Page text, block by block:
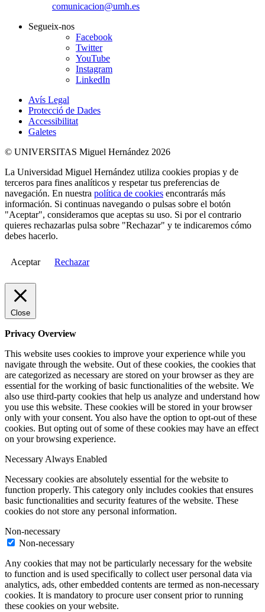
comunicacion@umh.es
Segueix-nos
Facebook
Twitter
YouTube
Instagram
LinkedIn
Avís Legal
Protecció de Dades
Accessibilitat
Galetes
© UNIVERSITAS Miguel Hernández 2026
La Universidad Miguel Hernández utiliza cookies propias y de
terceros para fines analíticos y respetar tus preferencias de
navegación. En nuestra política de cookies encontrarás más
información. Si continuas navegando o pulsas sobre el botón
"Aceptar", consideramos que aceptas su uso. Si por el contrario
quieres rechazarlas pulsa sobre "Rechazar" y te indicaremos cómo
debes hacerlo.
Aceptar Rechazar
Close
Privacy Overview
This website uses cookies to improve your experience while you
navigate through the website. Out of these cookies, the cookies that
are categorized as necessary are stored on your browser as they are
essential for the working of basic functionalities of the website. We
also use third-party cookies that help us analyze and understand how
you use this website. These cookies will be stored in your browser
only with your consent. You also have the option to opt-out of these
cookies. But opting out of some of these cookies may have an effect
on your browsing experience.
Necessary Always Enabled
Necessary cookies are absolutely essential for the website to
function properly. This category only includes cookies that ensures
basic functionalities and security features of the website. These
cookies do not store any personal information.
Non-necessary
Non-necessary
Any cookies that may not be particularly necessary for the website
to function and is used specifically to collect user personal data via
analytics, ads, other embedded contents are termed as non-necessary
cookies. It is mandatory to procure user consent prior to running
these cookies on your website.